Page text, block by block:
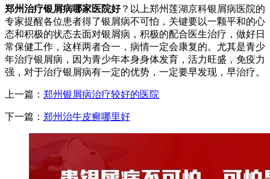
郑州治疗银屑病哪家医院好？以上郑州莲湖京科银屑病医院的
专家提醒各位患者得了银屑病不可怕，关键要以一颗平和的心
态和积极的状态去面对银屑病，积极的配合医生治疗，做好日
常保健工作，这样两者合一，病情一定会康复的。尤其是青少
年治疗银屑病，因为青少年本身身体发育，活力旺盛，免疫力
强，对于治疗银屑病有一定的优势，一定要早发现，早治疗。
上一篇： 郑州银屑病治疗较好的医院
下一篇： 郑州治牛皮癣哪里好